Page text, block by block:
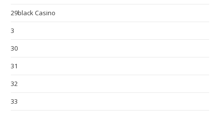
29black Casino
3
30
31
32
33